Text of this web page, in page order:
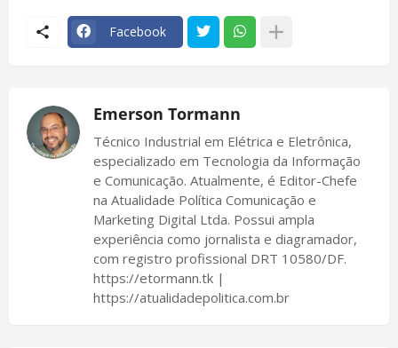
Facebook
Emerson Tormann
Técnico Industrial em Elétrica e Eletrônica,
especializado em Tecnologia da Informação
e Comunicação. Atualmente, é Editor-Chefe
na Atualidade Política Comunicação e
Marketing Digital Ltda. Possui ampla
experiência como jornalista e diagramador,
com registro profissional DRT 10580/DF.
https://etormann.tk |
https://atualidadepolitica.com.br